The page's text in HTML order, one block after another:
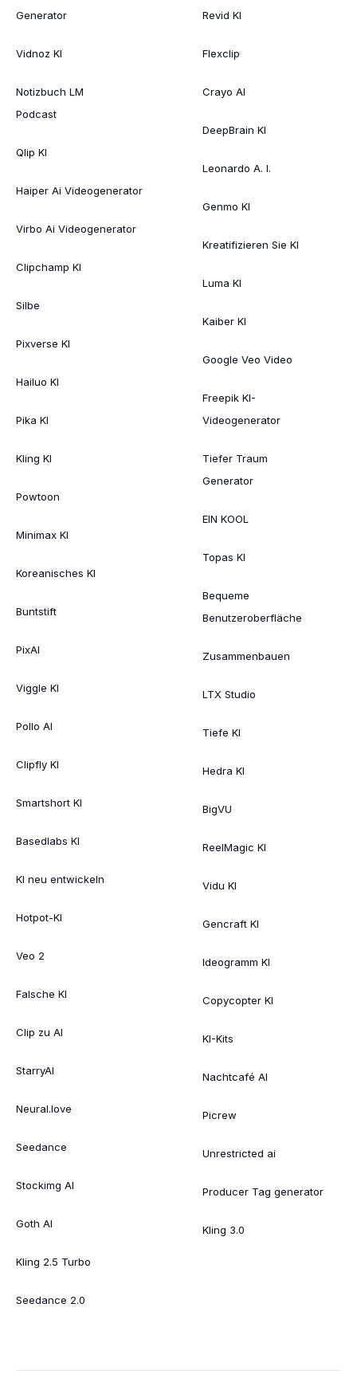
Generator
Vidnoz KI
Notizbuch LM
Podcast
Qlip KI
Haiper Ai Videogenerator
Virbo Ai Videogenerator
Clipchamp KI
Silbe
Pixverse KI
Hailuo KI
Pika KI
Kling KI
Powtoon
Minimax KI
Koreanisches KI
Buntstift
PixAI
Viggle KI
Pollo AI
Clipfly KI
Smartshort KI
Basedlabs KI
KI neu entwickeln
Hotpot-KI
Veo 2
Falsche KI
Clip zu AI
StarryAI
Neural.love
Seedance
Stockimg AI
Goth AI
Kling 2.5 Turbo
Seedance 2.0
Revid KI
Flexclip
Crayo AI
DeepBrain KI
Leonardo A. I.
Genmo KI
Kreatifizieren Sie KI
Luma KI
Kaiber KI
Google Veo Video
Freepik KI-
Videogenerator
Tiefer Traum
Generator
EIN KOOL
Topas KI
Bequeme
Benutzeroberfläche
Zusammenbauen
LTX Studio
Tiefe KI
Hedra KI
BigVU
ReelMagic KI
Vidu KI
Gencraft KI
Ideogramm KI
Copycopter KI
KI-Kits
Nachtcafé AI
Picrew
Unrestricted ai
Producer Tag generator
Kling 3.0